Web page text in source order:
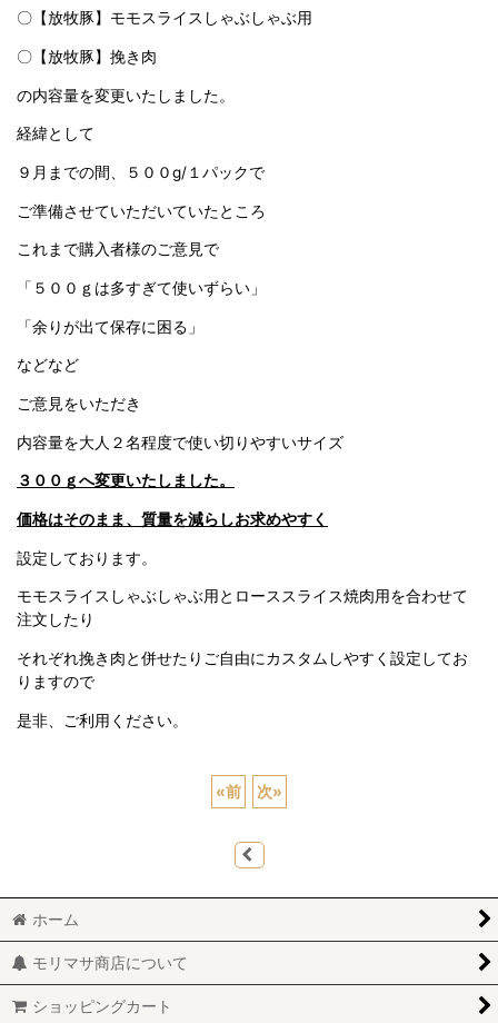
〇【放牧豚】モモスライスしゃぶしゃぶ用
〇【放牧豚】挽き肉
の内容量を変更いたしました。
経緯として
９月までの間、５００g/１パックで
ご準備させていただいていたところ
これまで購入者様のご意見で
「５００ｇは多すぎて使いずらい」
「余りが出て保存に困る」
などなど
ご意見をいただき
内容量を大人２名程度で使い切りやすいサイズ
３００ｇへ変更いたしました。
価格はそのまま、質量を減らしお求めやすく
設定しております。
モモスライスしゃぶしゃぶ用とローススライス焼肉用を合わせて
注文したり
それぞれ挽き肉と併せたりご自由にカスタムしやすく設定してお
りますので
是非、ご利用ください。
«前 次»
ホーム
モリマサ商店について
ショッピングカート